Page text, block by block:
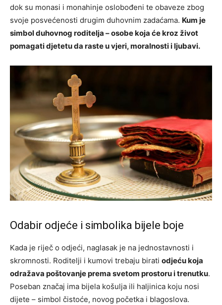
dok su monasi i monahinje oslobođeni te obaveze zbog
svoje posvećenosti drugim duhovnim zadaćama. Kum je
simbol duhovnog roditelja – osobe koja će kroz život
pomagati djetetu da raste u vjeri, moralnosti i ljubavi.
Odabir odjeće i simbolika bijele boje
Kada je riječ o odjeći, naglasak je na jednostavnosti i
skromnosti. Roditelji i kumovi trebaju birati odjeću koja
odražava poštovanje prema svetom prostoru i trenutku.
Poseban značaj ima bijela košulja ili haljinica koju nosi
dijete – simbol čistoće, novog početka i blagoslova.